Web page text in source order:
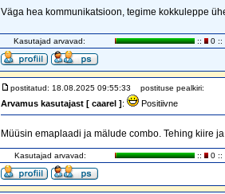
Väga hea kommunikatsioon, tegime kokkuleppe
Kasutajad arvavad: :: 0 ::
postitatud: 18.08.2025 09:55:33 postituse pealkiri:
Arvamus kasutajast [ caarel ]: Positiivne
Müüsin emaplaadi ja mälude combo. Tehing kiire
Kasutajad arvavad: :: 0 ::